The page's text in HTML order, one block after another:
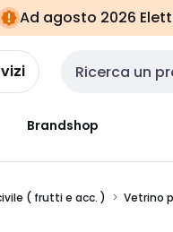
Ad agosto 2026
Cerca input
Brandshop
( frutti e acc. ) Vetrino